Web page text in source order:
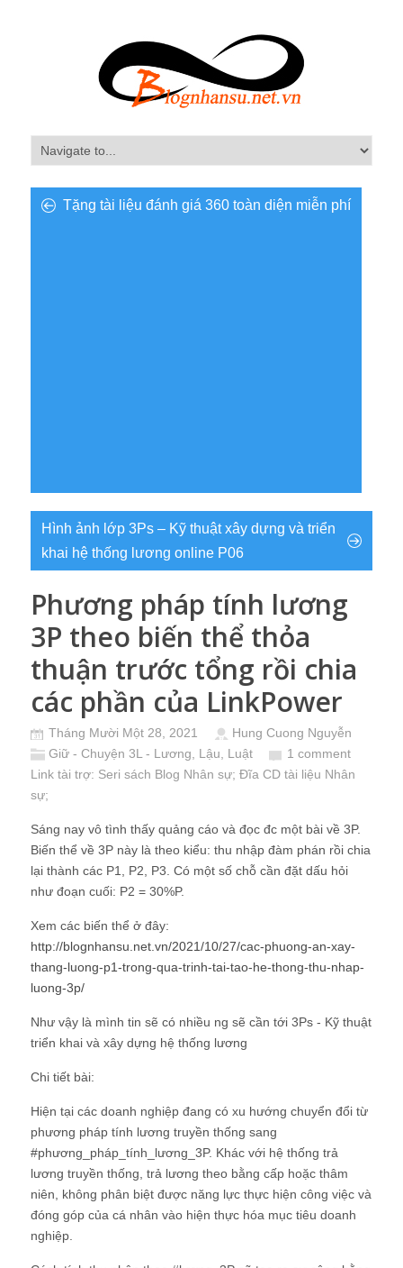
Tặng tài liệu đánh giá 360 toàn diện miễn phí
Hình ảnh lớp 3Ps – Kỹ thuật xây dựng và triển
khai hệ thống lương online P06
Phương pháp tính lương
3P theo biến thể thỏa
thuận trước tổng rồi chia
các phần của LinkPower
Tháng Mười Một 28, 2021
Hung Cuong Nguyễn
Giữ - Chuyện 3L - Lương, Lậu, Luật
1 comment
Link tài trợ: Seri sách Blog Nhân sự; Đĩa CD tài liệu Nhân
sự;
Sáng nay vô tình thấy quảng cáo và đọc đc một bài về 3P.
Biến thể về 3P này là theo kiểu: thu nhập đàm phán rồi chia
lại thành các P1, P2, P3. Có một số chỗ cần đặt dấu hỏi
như đoạn cuối: P2 = 30%P.
Xem các biến thể ở đây:
http://blognhansu.net.vn/2021/10/27/cac-phuong-an-xay-
thang-luong-p1-trong-qua-trinh-tai-tao-he-thong-thu-nhap-
luong-3p/
Như vậy là mình tin sẽ có nhiều ng sẽ cần tới 3Ps - Kỹ thuật
triển khai và xây dựng hệ thống lương
Chi tiết bài:
Hiện tại các doanh nghiệp đang có xu hướng chuyển đổi từ
phương pháp tính lương truyền thống sang
#phương_pháp_tính_lương_3P. Khác với hệ thống trả
lương truyền thống, trả lương theo bằng cấp hoặc thâm
niên, không phân biệt được năng lực thực hiện công việc và
đóng góp của cá nhân vào hiện thực hóa mục tiêu doanh
nghiệp.